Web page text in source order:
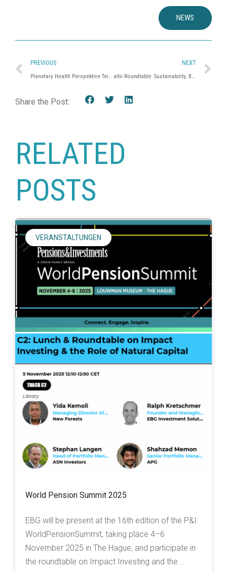
NEWS
PREVIOUS
Planetary Health Perspektive Teil III – Der Planetary Health Fonds der GLS Investments
NEXT
altii Roundtable: Sustainability, Biodiversity and Planetary Health
Share the Post:
RELATED
POSTS
World Pension Summit 2025
EBG will be present at the 16th edition of the P&I
WorldPensionSummit, taking place 4–6
November 2025 in The Hague, and participate in
the roundtable on Impact Investing and the...
VERANSTALTUNGEN